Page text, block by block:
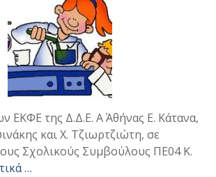
ΕΚΦΕ της Δ.Δ.Ε. Α΄ Αθήνας Ε. Κάτανα,
και Χ. Τζιωρτζιώτη, σε
Σχολικούς Συμβούλους ΠΕ04 Κ.
…